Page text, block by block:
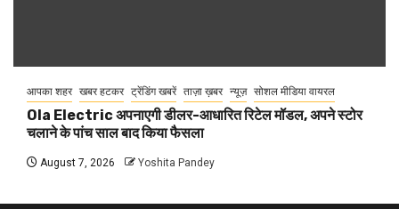
आपका शहर खबर हटकर ट्रेंडिंग खबरें ताज़ा ख़बर न्यूज़ सोशल मीडिया वायरल
Ola Electric अपनाएगी डीलर-आधारित रिटेल मॉडल, अपने स्टोर
चलाने के पांच साल बाद किया फैसला
August 7, 2026 Yoshita Pandey